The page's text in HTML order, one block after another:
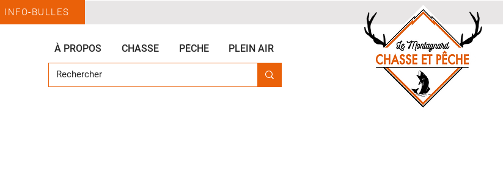
INFO-BULLES
À PROPOS CHASSE PÊCHE PLEIN AIR